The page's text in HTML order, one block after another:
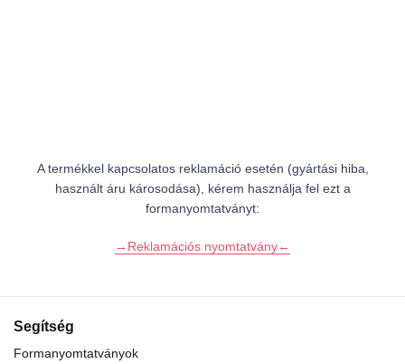
A termékkel kapcsolatos reklamáció esetén (gyártási hiba,
használt áru károsodása), kérem használja fel ezt a
formanyomtatványt:
→Reklamációs nyomtatvány←
Segítség
Formanyomtatványok